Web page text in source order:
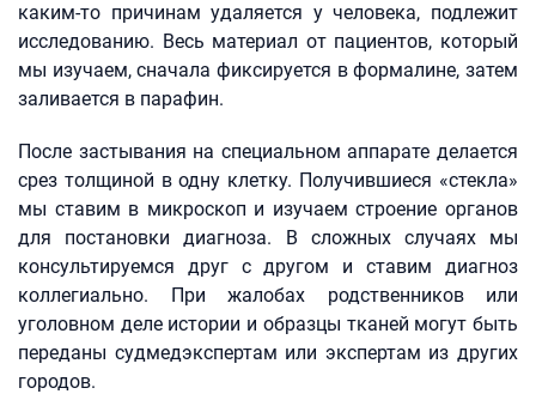
каким‑то причинам удаляется у человека, подлежит
исследованию. Весь материал от пациентов, который
мы изучаем, сначала фиксируется в формалине, затем
заливается в парафин.
После застывания на специальном аппарате делается
срез толщиной в одну клетку. Получившиеся «стекла»
мы ставим в микроскоп и изучаем строение органов
для постановки диагноза. В сложных случаях мы
консультируемся друг с другом и ставим диагноз
коллегиально. При жалобах родственников или
уголовном деле истории и образцы тканей могут быть
переданы судмедэкспертам или экспертам из других
городов.